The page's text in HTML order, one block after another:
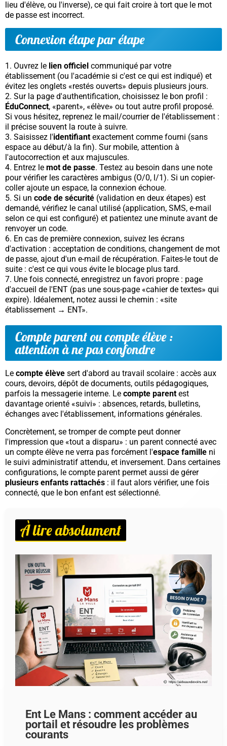
lieu d'élève, ou l'inverse), ce qui fait croire à tort que le mot
de passe est incorrect.
Connexion étape par étape
Ouvrez le lien officiel communiqué par votre
établissement (ou l'académie si c'est ce qui est indiqué) et
évitez les onglets «restés ouverts» depuis plusieurs jours.
Sur la page d'authentification, choisissez le bon profil :
ÉduConnect, «parent», «élève» ou tout autre profil proposé.
Si vous hésitez, reprenez le mail/courrier de l'établissement :
il précise souvent la route à suivre.
Saisissez l'identifiant exactement comme fourni (sans
espace au début/à la fin). Sur mobile, attention à
l'autocorrection et aux majuscules.
Entrez le mot de passe. Testez au besoin dans une note
pour vérifier les caractères ambigus (O/0, l/1). Si un copier-
coller ajoute un espace, la connexion échoue.
Si un code de sécurité (validation en deux étapes) est
demandé, vérifiez le canal utilisé (application, SMS, e-mail
selon ce qui est configuré) et patientez une minute avant de
renvoyer un code.
En cas de première connexion, suivez les écrans
d'activation : acceptation de conditions, changement de mot
de passe, ajout d'un e-mail de récupération. Faites-le tout de
suite : c'est ce qui vous évite le blocage plus tard.
Une fois connecté, enregistrez un favori propre : page
d'accueil de l'ENT (pas une sous-page «cahier de textes» qui
expire). Idéalement, notez aussi le chemin : «site
établissement → ENT».
Compte parent ou compte élève :
attention à ne pas confondre
Le compte élève sert d'abord au travail scolaire : accès aux
cours, devoirs, dépôt de documents, outils pédagogiques,
parfois la messagerie interne. Le compte parent est
davantage orienté «suivi» : absences, retards, bulletins,
échanges avec l'établissement, informations générales.
Concrètement, se tromper de compte peut donner
l'impression que «tout a disparu» : un parent connecté avec
un compte élève ne verra pas forcément l'espace famille ni
le suivi administratif attendu, et inversement. Dans certaines
configurations, le compte parent permet aussi de gérer
plusieurs enfants rattachés : il faut alors vérifier, une fois
connecté, que le bon enfant est sélectionné.
À lire absolument
Ent Le Mans : comment accéder au
portail et résoudre les problèmes
courants